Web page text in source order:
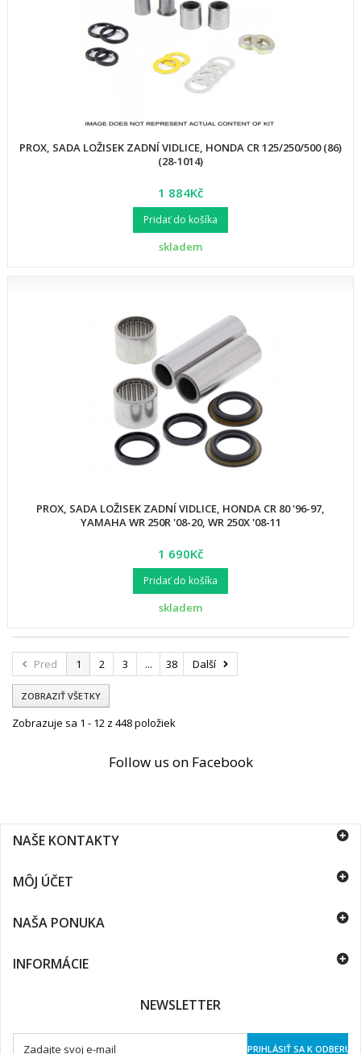
PROX, SADA LOŽISEK ZADNÍ VIDLICE, HONDA CR 125/250/500 (86)
(28-1014)
1 884Kč
Pridať do košíka
skladem
PROX, SADA LOŽISEK ZADNÍ VIDLICE, HONDA CR 80 '96-97,
YAMAHA WR 250R '08-20, WR 250X '08-11
1 690Kč
Pridať do košíka
skladem
Pred 1 2 3 ... 38 Další
ZOBRAZIŤ VŠETKY
Zobrazuje sa 1 - 12 z 448 položiek
Follow us on Facebook
NAŠE KONTAKTY
MÔJ ÚČET
NAŠA PONUKA
INFORMÁCIE
NEWSLETTER
PRIHLÁSIŤ SA K ODBERU